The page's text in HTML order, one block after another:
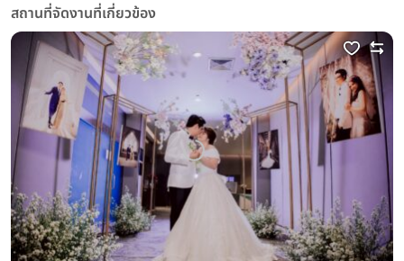
สถานที่จัดงานที่เกี่ยวข้อง